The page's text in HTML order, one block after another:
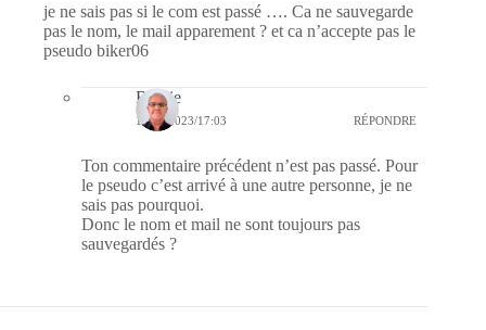
je ne sais pas si le com est passé …. Ca ne sauvegarde
pas le nom, le mail apparement ? et ca n’accepte pas le
pseudo biker06
Bernie
14/09/2023/17:03 RÉPONDRE
Ton commentaire précédent n’est pas passé. Pour
le pseudo c’est arrivé à une autre personne, je ne
sais pas pourquoi.
Donc le nom et mail ne sont toujours pas
sauvegardés ?